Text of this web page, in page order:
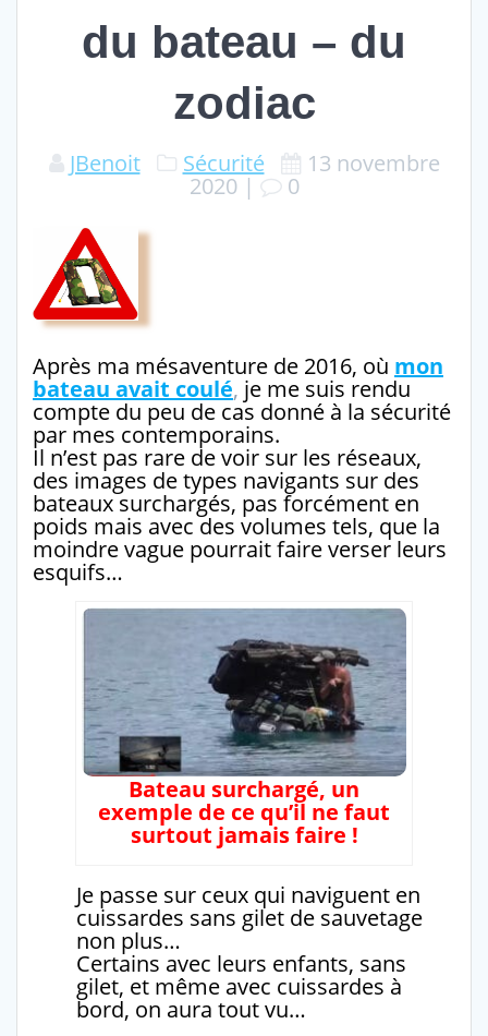
du bateau – du
zodiac
JBenoit Sécurité 13 novembre
2020| 0
Après ma mésaventure de 2016, où mon
bateau avait coulé, je me suis rendu
compte du peu de cas donné à la sécurité
par mes contemporains.
Il n’est pas rare de voir sur les réseaux,
des images de types navigants sur des
bateaux surchargés, pas forcément en
poids mais avec des volumes tels, que la
moindre vague pourrait faire verser leurs
esquifs…
Bateau surchargé, un
exemple de ce qu’il ne faut
surtout jamais faire !
Je passe sur ceux qui naviguent en
cuissardes sans gilet de sauvetage
non plus…
Certains avec leurs enfants, sans
gilet, et même avec cuissardes à
bord, on aura tout vu…